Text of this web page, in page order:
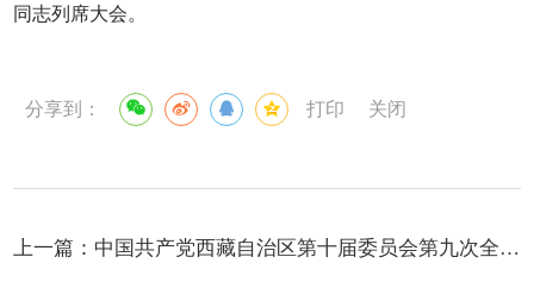
同志列席大会。
分享到： 打印 关闭
上一篇： 中国共产党西藏自治区第十届委员会第九次全体会议公报